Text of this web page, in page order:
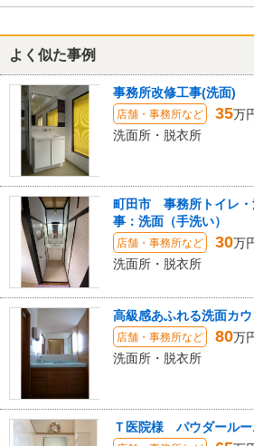
よく似た事例
事務所改修工事(洗面)
店舗・事務所など 35万
洗面所・脱衣所
町田市 事務所トイレ・
事：洗面（手洗い）
店舗・事務所など 30万
洗面所・脱衣所
高級感あふれる洗面カ
店舗・事務所など 80万
洗面所・脱衣所
Ｔ医院様 パウダールー